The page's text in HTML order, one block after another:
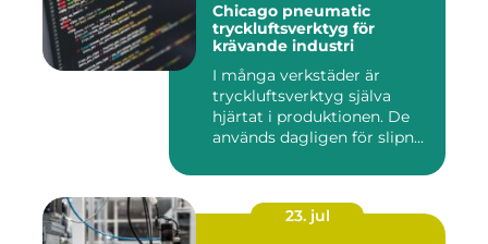
Chicago pneumatic
tryckluftsverktyg för
krävande industri
I många verkstäder är
tryckluftsverktyg själva
hjärtat i produktionen. De
används dagligen för slipn...
23. jul